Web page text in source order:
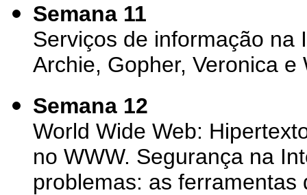
Semana 11
Serviços de informação na
Archie, Gopher, Veronica e
Semana 12
World Wide Web:
no WWW. Segurança na
problemas: as ferramentas